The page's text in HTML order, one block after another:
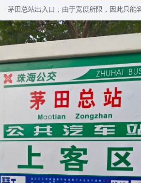
茅田总站出入口，由于宽度所限，因此只能